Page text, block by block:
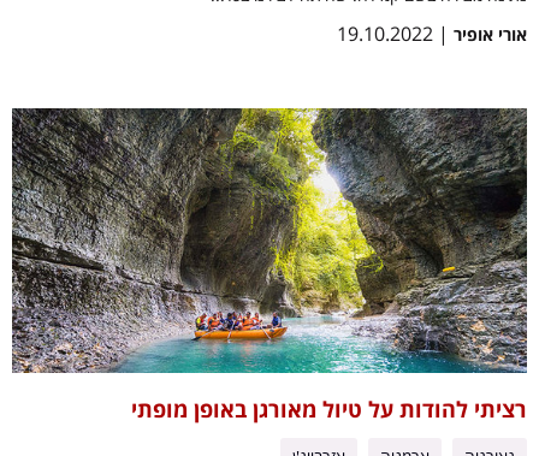
אורי אופיר | 19.10.2022
רציתי להודות על טיול מאורגן באופן מופתי